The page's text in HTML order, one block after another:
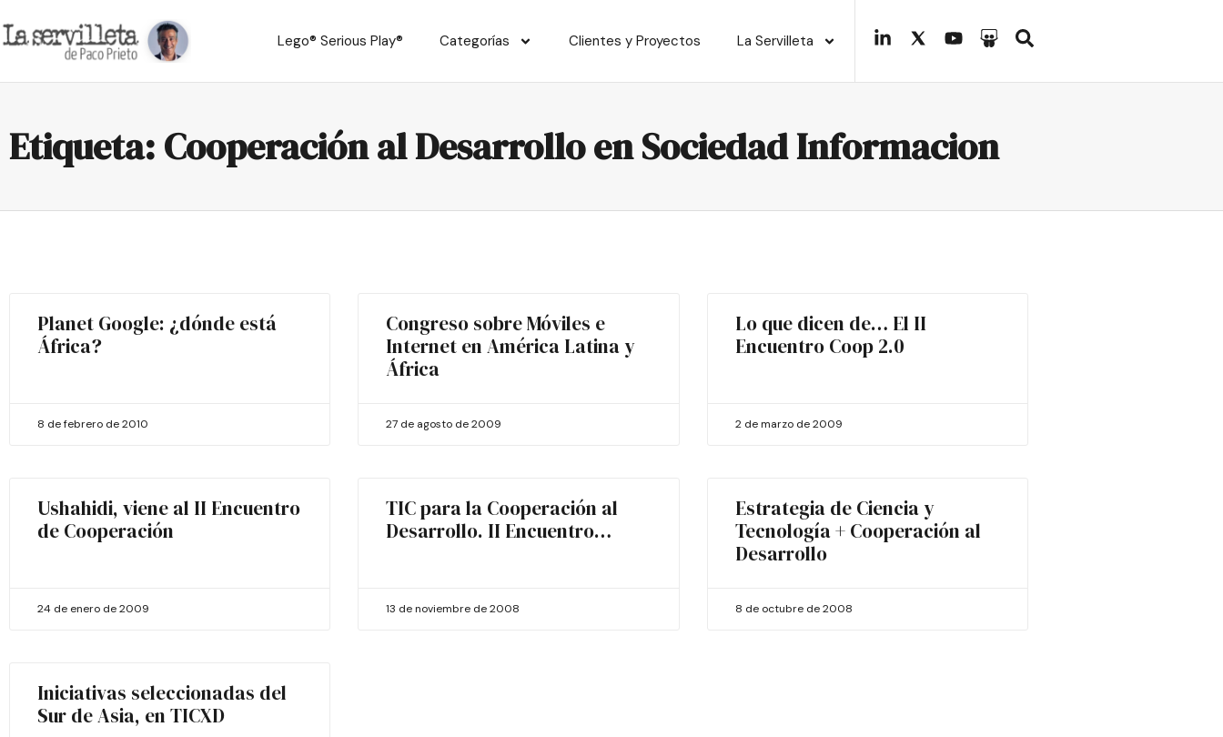
Lego® Serious Play® Categorías Clientes y Proyectos La Servilleta
Etiqueta: Cooperación al Desarrollo en Sociedad Informacion
Planet Google: ¿dónde está
África?
8 de febrero de 2010
Congreso sobre Móviles e
Internet en América Latina y
África
27 de agosto de 2009
Lo que dicen de… El II
Encuentro Coop 2.0
2 de marzo de 2009
Ushahidi, viene al II Encuentro
de Cooperación
24 de enero de 2009
TIC para la Cooperación al
Desarrollo. II Encuentro…
13 de noviembre de 2008
Estrategia de Ciencia y
Tecnología + Cooperación al
Desarrollo
8 de octubre de 2008
Iniciativas seleccionadas del
Sur de Asia, en TICXD